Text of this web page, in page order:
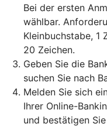
Bei der ersten
wählbar.
Kleinbuchstabe, 1
20 Zeichen.
Geben Sie die
suchen Sie nach
Melden Sie sich
Ihrer Online-
und bestätigen